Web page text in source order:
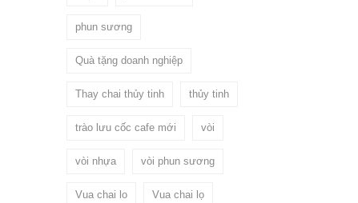
phun sương
Quà tặng doanh nghiệp
Thay chai thủy tinh thủy tinh
trào lưu cốc cafe mới vòi
vòi nhựa vòi phun sương
Vua chai lo Vua chai lọ